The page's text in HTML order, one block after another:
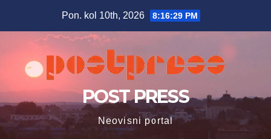
Pon. kol 10th, 2026 8:16:31 PM
POST PRESS
Neovisni portal